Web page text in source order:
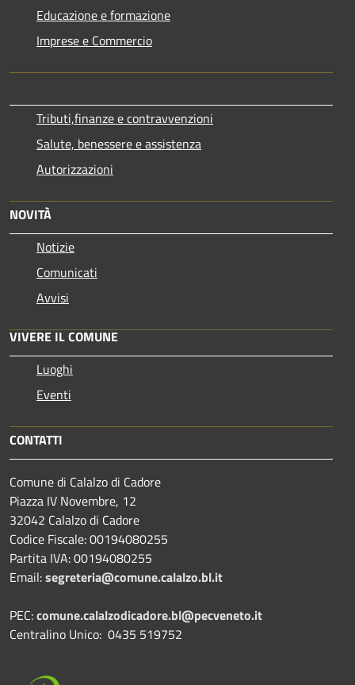
Educazione e formazione
Imprese e Commercio
Tributi,finanze e contravvenzioni
Salute, benessere e assistenza
Autorizzazioni
NOVITÀ
Notizie
Comunicati
Avvisi
VIVERE IL COMUNE
Luoghi
Eventi
CONTATTI
Comune di Calalzo di Cadore
Piazza IV Novembre, 12
32042 Calalzo di Cadore
Codice Fiscale: 00194080255
Partita IVA: 00194080255
Email:segreteria@comune.calalzo.bl.it
PEC:comune.calalzodicadore.bl@pecveneto.it
Centralino Unico: 0435 519752